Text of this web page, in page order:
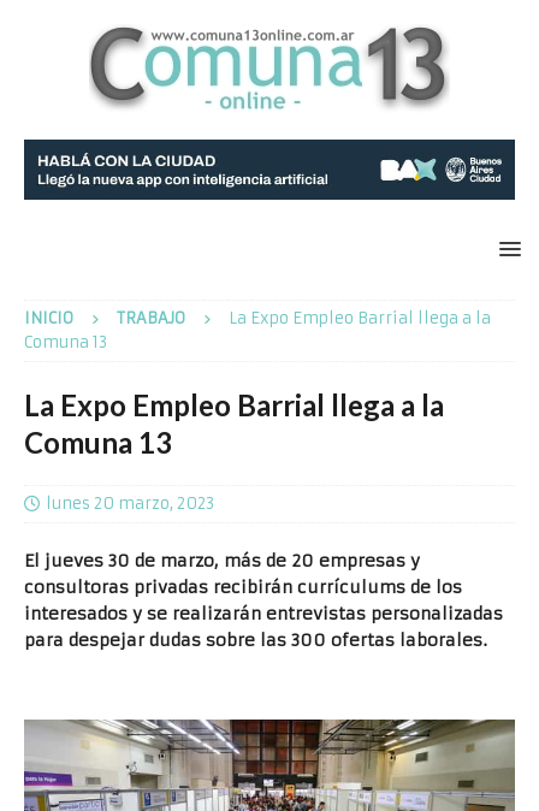
INICIO TRABAJO
La Expo Empleo Barrial llega a la
Comuna 13
La Expo Empleo Barrial llega a la
Comuna 13
lunes 20 marzo, 2023
El jueves 30 de marzo, más de 20 empresas y
consultoras privadas recibirán currículums de los
interesados y se realizarán entrevistas personalizadas
para despejar dudas sobre las 300 ofertas laborales.